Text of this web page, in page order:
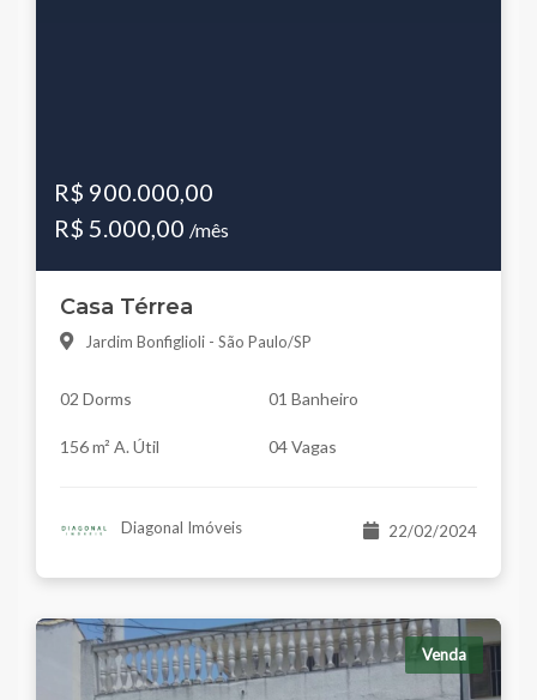
R$ 900.000,00
R$ 5.000,00 /mês
Casa Térrea
Jardim Bonfiglioli - São Paulo/SP
02 Dorms 01 Banheiro
156 m² A. Útil 04 Vagas
Diagonal Imóveis 22/02/2024
Venda